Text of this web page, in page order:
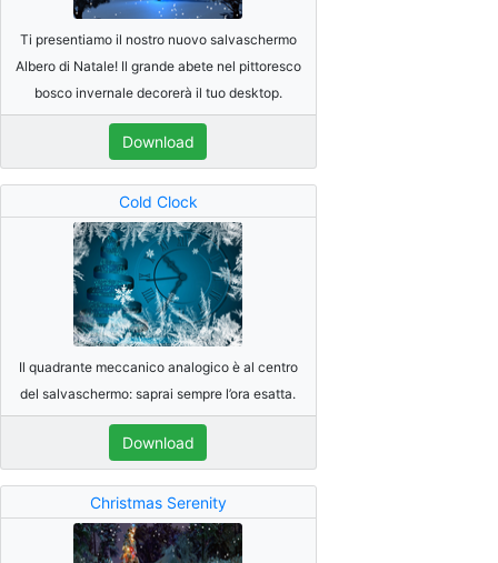
Ti presentiamo il nostro nuovo salvaschermo
Albero di Natale! Il grande abete nel pittoresco
bosco invernale decorerà il tuo desktop.
Download
Cold Clock
Il quadrante meccanico analogico è al centro
del salvaschermo: saprai sempre l’ora esatta.
Download
Christmas Serenity